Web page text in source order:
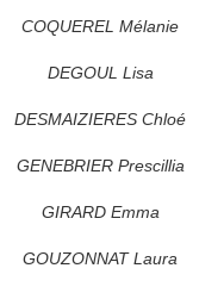
COQUEREL Mélanie
DEGOUL Lisa
DESMAIZIERES Chloé
GENEBRIER Prescillia
GIRARD Emma
GOUZONNAT Laura